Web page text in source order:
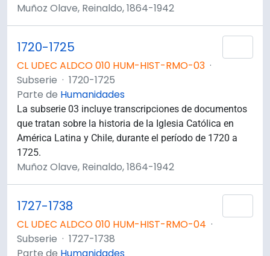
Muñoz Olave, Reinaldo, 1864-1942
1720-1725
CL UDEC ALDCO 010 HUM-HIST-RMO-03 ·
Subserie · 1720-1725
Parte de Humanidades
La subserie 03 incluye transcripciones de documentos
que tratan sobre la historia de la Iglesia Católica en
América Latina y Chile, durante el período de 1720 a
1725.
Muñoz Olave, Reinaldo, 1864-1942
1727-1738
CL UDEC ALDCO 010 HUM-HIST-RMO-04 ·
Subserie · 1727-1738